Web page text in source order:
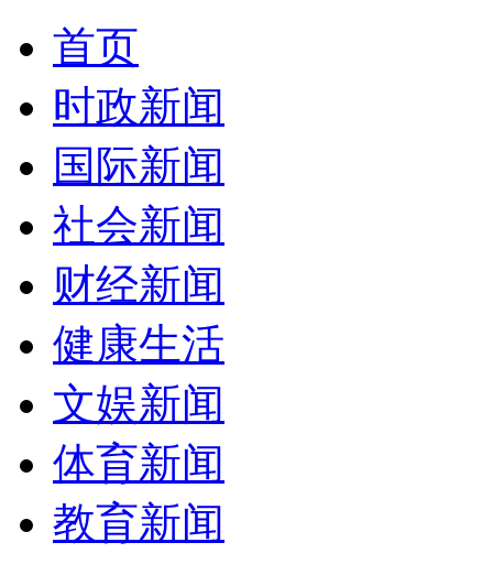
首页
时政新闻
国际新闻
社会新闻
财经新闻
健康生活
文娱新闻
体育新闻
教育新闻